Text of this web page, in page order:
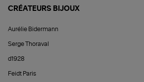
CRÉATEURS BIJOUX
Aurélie Bidermann
Serge Thoraval
d1928
Feidt Paris